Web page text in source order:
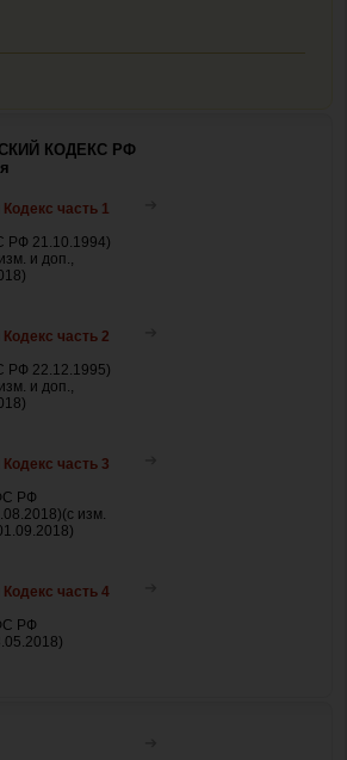
КОДЕКС РФ
часть 1
РФ 21.10.1994)
и доп.,
часть 2
РФ 22.12.1995)
и доп.,
часть 3
РФ
изм.
часть 4
РФ